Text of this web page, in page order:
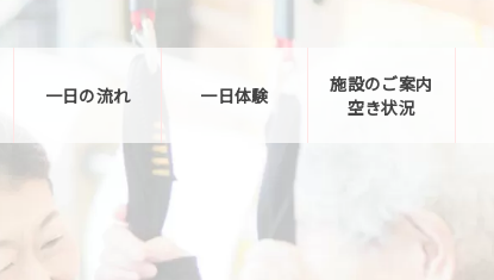
一日の流れ 一日体験
施設のご案内
空き状況